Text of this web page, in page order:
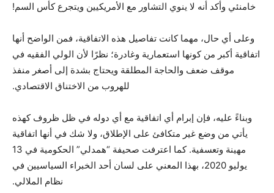
خامنئي وأكد أنه لا ينوي التشاور مع الأمريكيين ويتجرع كأس السم!
وعلى أي حال، مهما كانت تفاصيل هذه الاتفاقية، فمن الواضح أنها
اتفاقية أكبر من كونها استعمارية وغادرة؛ نظرًا لأن الولي الفقيه في
موقف ضعف والحاجة المطلقة ويحتاج بشدة إلى أصغر منفذ
للهروب من الاختناق الاقتصادي.
وبناءً عليه، فإن إبرام أي اتفاقية مع أي دوله في ظل ظروف كهذه
يأتي من وضع غير متكافئ على الإطلاق، ولا شك في أنها اتفاقية
مهينة وتعسفية. كما اعترفت صحيفة “همدلي” الحكومية في 13
يوليو 2020، بهذا المعني على لسان أحد الخبراء السياسيين في
نظام الملالي.